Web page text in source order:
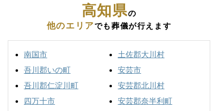
高知県の
他のエリアでも葬儀が行えます
南国市
吾川郡いの町
吾川郡仁淀川町
四万十市
土佐郡大川村
安芸市
安芸郡北川村
安芸郡奈半利町